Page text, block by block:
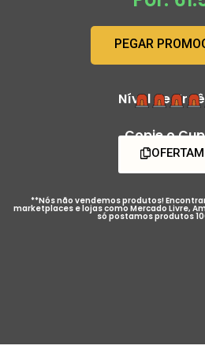
PEGAR
Nível de
Copie o
**Nós não vendemos produtos!
marketplaces e lojas como Mercado Livre,
só postamos produtos